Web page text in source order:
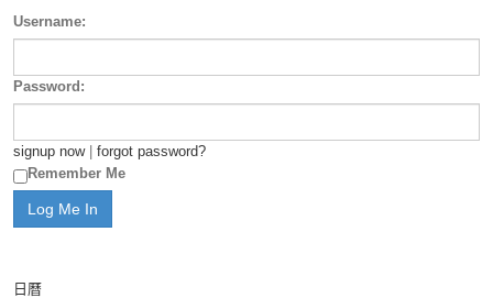
Username:
Password:
signup now| forgot password?
Remember Me
日曆